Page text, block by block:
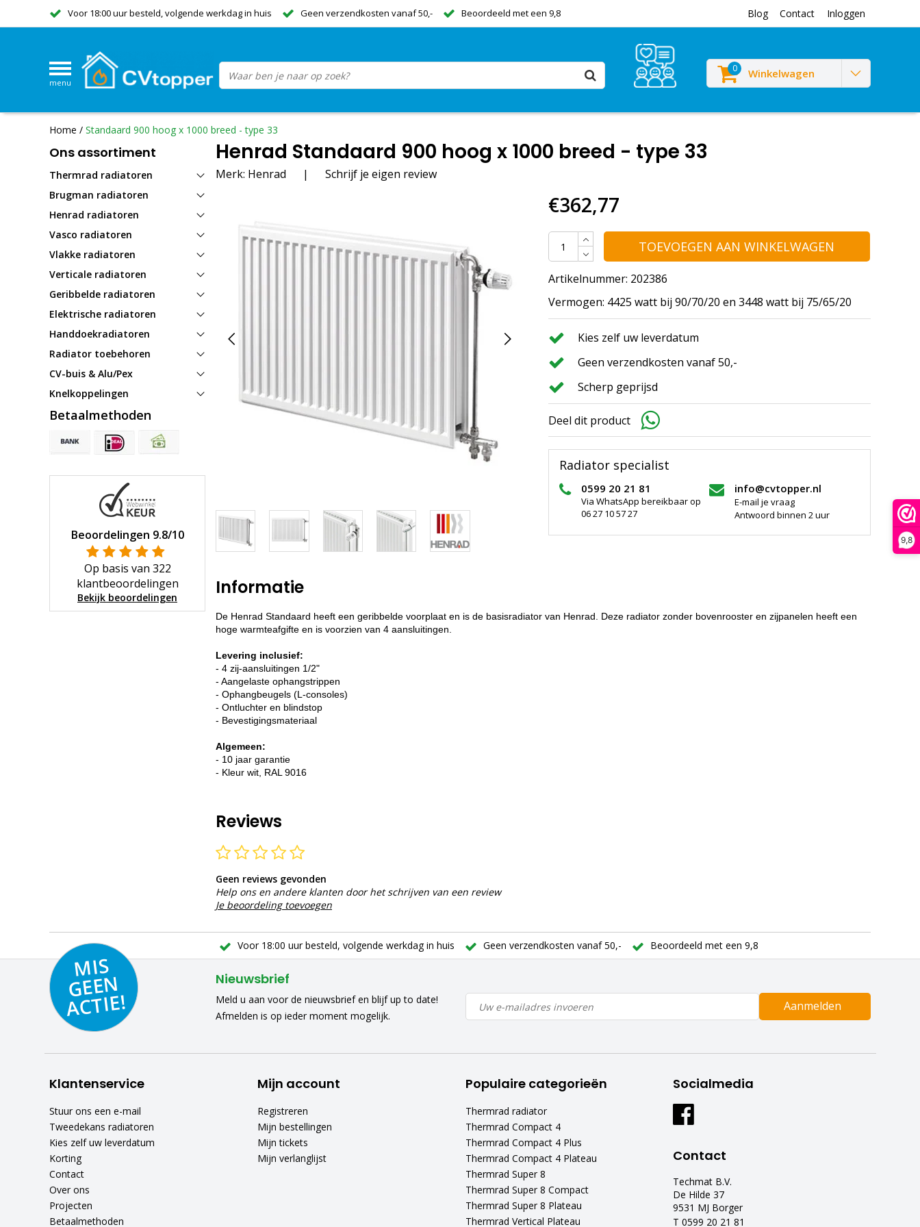
9,8
Voor 18:00 uur besteld, volgende werkdag in huis Geen verzendkosten vanaf 50,- Beoordeeld met een 9,8 Blog Contact Inloggen
menu
0 Winkelwagen
Home / Standaard 900 hoog x 1000 breed - type 33
Ons assortiment
Thermrad radiatoren
Brugman radiatoren
Henrad radiatoren
Vasco radiatoren
Vlakke radiatoren
Verticale radiatoren
Geribbelde radiatoren
Elektrische radiatoren
Handdoekradiatoren
Radiator toebehoren
CV-buis & Alu/Pex
Knelkoppelingen
Betaalmethoden
Beoordelingen 9.8/10
Op basis van 322
klantbeoordelingen
Bekijk beoordelingen
Henrad Standaard 900 hoog x 1000 breed - type 33
Merk: Henrad | Schrijf je eigen review
€362,77
TOEVOEGEN AAN WINKELWAGEN
Artikelnummer: 202386
Vermogen: 4425 watt bij 90/70/20 en 3448 watt bij 75/65/20
Kies zelf uw leverdatum
Geen verzendkosten vanaf 50,-
Scherp geprijsd
Deel dit product
Radiator specialist
0599 20 21 81
Via WhatsApp bereikbaar op
06 27 10 57 27
info@cvtopper.nl
E-mail je vraag
Antwoord binnen 2 uur
Informatie
De Henrad Standaard heeft een geribbelde voorplaat en is de basisradiator van Henrad. Deze radiator zonder bovenrooster en zijpanelen heeft een
hoge warmteafgifte en is voorzien van 4 aansluitingen.
Levering inclusief:
- 4 zij-aansluitingen 1/2"
- Aangelaste ophangstrippen
- Ophangbeugels (L-consoles)
- Ontluchter en blindstop
- Bevestigingsmateriaal
Algemeen:
- 10 jaar garantie
- Kleur wit, RAL 9016
Reviews
Geen reviews gevonden
Help ons en andere klanten door het schrijven van een review
Je beoordeling toevoegen
Voor 18:00 uur besteld, volgende werkdag in huis Geen verzendkosten vanaf 50,- Beoordeeld met een 9,8
MIS
GEE
N
A
C
TIE!
Nieuwsbrief
Meld u aan voor de nieuwsbrief en blijf up to date!
Afmelden is op ieder moment mogelijk.
Aanmelden
Klantenservice
Stuur ons een e-mail
Tweedekans radiatoren
Kies zelf uw leverdatum
Korting
Contact
Over ons
Projecten
Betaalmethoden
Mijn account
Registreren
Mijn bestellingen
Mijn tickets
Mijn verlanglijst
Populaire categorieën
Thermrad radiator
Thermrad Compact 4
Thermrad Compact 4 Plus
Thermrad Compact 4 Plateau
Thermrad Super 8
Thermrad Super 8 Compact
Thermrad Super 8 Plateau
Thermrad Vertical Plateau
Socialmedia
Contact
Techmat B.V.
De Hilde 37
9531 MJ Borger
T 0599 20 21 81